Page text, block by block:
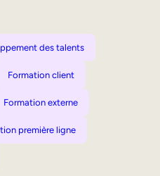
des talents
Formation client
Formation externe
première ligne